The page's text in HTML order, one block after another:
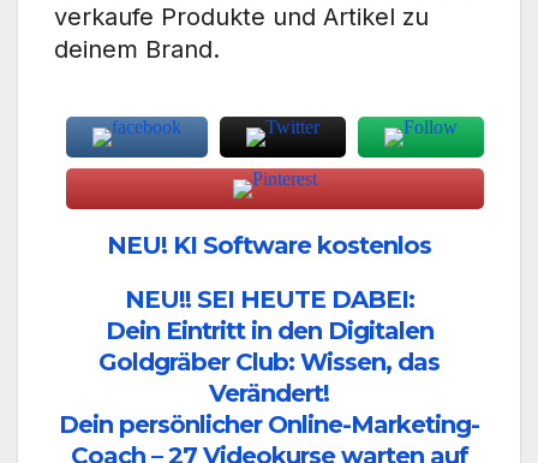
verkaufe Produkte und Artikel zu
deinem Brand.
NEU! KI Software kostenlos
NEU!! SEI HEUTE DABEI:
Dein Eintritt in den Digitalen
Goldgräber Club: Wissen, das
Verändert!
Dein persönlicher Online-Marketing-
Coach – 27 Videokurse warten auf